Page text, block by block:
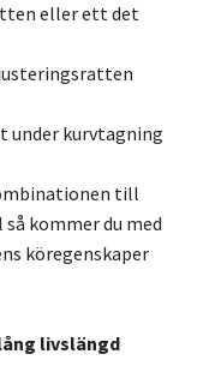
eller ett det
under kurvtagning
till
kommer du med
köregenskaper
livslängd